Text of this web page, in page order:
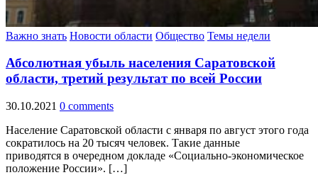
Важно знать Новости области Общество Темы недели
Абсолютная убыль населения Саратовской
области, третий результат по всей России
30.10.2021 0 comments
Население Саратовской области с января по август этого года
сократилось на 20 тысяч человек. Такие данные
приводятся в очередном докладе «Социально-экономическое
положение России». […]